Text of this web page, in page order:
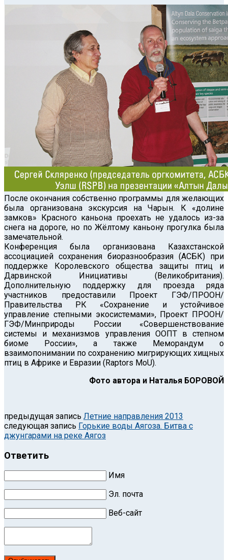
После окончания собственно программы для желающих
была организована экскурсия на Чарын. К «долине
замков» Красного каньона проехать не удалось из-за
снега на дороге, но по Жёлтому каньону прогулка была
замечательной.
Конференция была организована Казахстанской
ассоциацией сохранения биоразнообразия (АСБК) при
поддержке Королевского общества защиты птиц и
Дарвинской Инициативы (Великобритания).
Дополнительную поддержку для проезда ряда
участников предоставили Проект ГЭФ/ПРООН/
Правительства РК «Сохранение и устойчивое
управление степными экосистемами», Проект ПРООН/
ГЭФ/Минприроды России «Совершенствование
системы и механизмов управления ООПТ в степном
биоме России», а также Меморандум о
взаимопонимании по сохранению мигрирующих хищных
птиц в Африке и Евразии (Raptors MoU).
Фото автора и Наталья БОРОВОЙ
предыдущая запись Летние направления 2013
следующая запись Горькие воды Аягоза. Битва с
джунгарами на реке Аягоз
Ответить
Имя
Эл. почта
Веб-сайт